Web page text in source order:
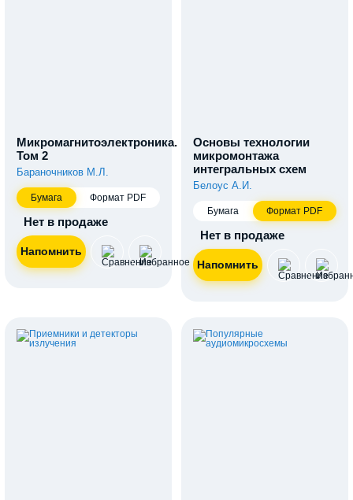
Микромагнитоэлектроника.
Том 2
Бараночников М.Л.
Бумага Формат PDF
Нет в продаже
Основы технологии
микромонтажа
интегральных схем
Белоус А.И.
Бумага Формат PDF
Нет в продаже